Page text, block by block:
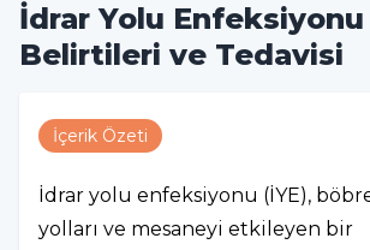
İdrar Yolu
Belirtileri ve Tedavisi
İçerik Özeti
İdrar yolu enfeksiyonu (İYE),
yolları ve mesaneyi etkileyen bir